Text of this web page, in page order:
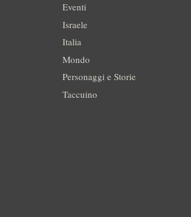
Eventi
Israele
Italia
Mondo
Personaggi e Storie
Taccuino